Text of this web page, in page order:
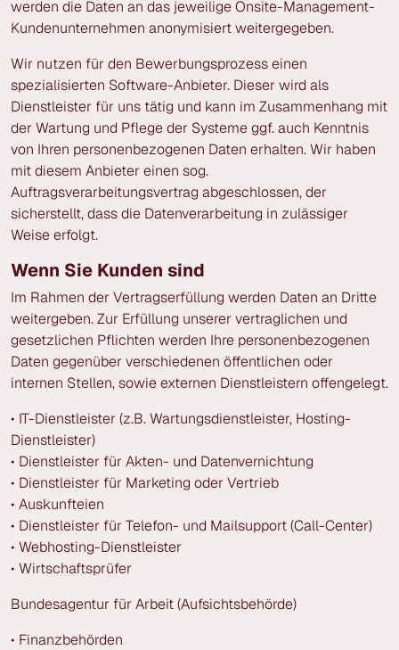
werden die Daten an das jeweilige Onsite-Management-
Kundenunternehmen anonymisiert weitergegeben.
Wir nutzen für den Bewerbungsprozess einen
spezialisierten Software-Anbieter. Dieser wird als
Dienstleister für uns tätig und kann im Zusammenhang mit
der Wartung und Pflege der Systeme ggf. auch Kenntnis
von Ihren personenbezogenen Daten erhalten. Wir haben
mit diesem Anbieter einen sog.
Auftragsverarbeitungsvertrag abgeschlossen, der
sicherstellt, dass die Datenverarbeitung in zulässiger
Weise erfolgt.
Wenn Sie Kunden sind
Im Rahmen der Vertragserfüllung werden Daten an Dritte
weitergeben. Zur Erfüllung unserer vertraglichen und
gesetzlichen Pflichten werden Ihre personenbezogenen
Daten gegenüber verschiedenen öffentlichen oder
internen Stellen, sowie externen Dienstleistern offengelegt.
• IT-Dienstleister (z.B. Wartungsdienstleister, Hosting-
Dienstleister)
• Dienstleister für Akten- und Datenvernichtung
• Dienstleister für Marketing oder Vertrieb
• Auskunfteien
• Dienstleister für Telefon- und Mailsupport (Call-Center)
• Webhosting-Dienstleister
• Wirtschaftsprüfer
Bundesagentur für Arbeit (Aufsichtsbehörde)
• Finanzbehörden